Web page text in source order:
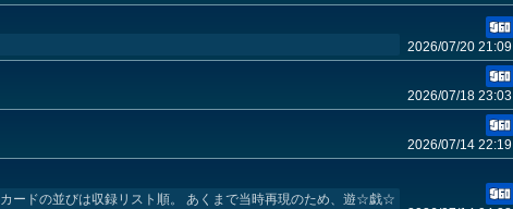
2026/07/20 21:09
2026/07/18 23:03
2026/07/14 22:19
ードの並びは収録リスト順。 あくまで当時再現のため、遊☆戯☆